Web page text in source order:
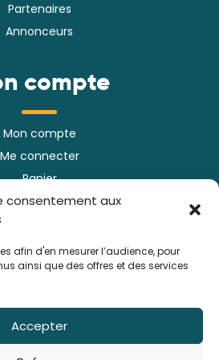
consentement aux
afin d'en mesurer l’audience, pour
ainsi que des offres et des services
Accepter
Partenaires
Annonceurs
compte
Mon compte
Me connecter
Panier
commandes
informations
Cotisations